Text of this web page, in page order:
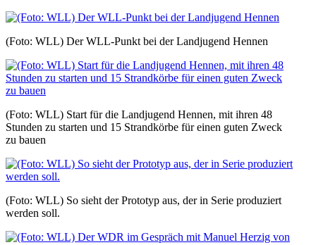
(Foto: WLL) Der WLL-Punkt bei der Landjugend Hennen
(Foto: WLL) Start für die Landjugend Hennen, mit ihren 48
Stunden zu starten und 15 Strandkörbe für einen guten Zweck
zu bauen
(Foto: WLL) So sieht der Prototyp aus, der in Serie produziert
werden soll.